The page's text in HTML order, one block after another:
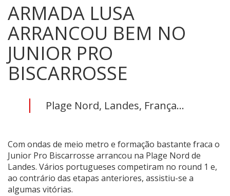
ARMADA LUSA
ARRANCOU BEM NO
JUNIOR PRO
BISCARROSSE
Plage Nord, Landes, França...
Com ondas de meio metro e formação bastante fraca o
Junior Pro Biscarrosse arrancou na Plage Nord de
Landes. Vários portugueses competiram no round 1 e,
ao contrário das etapas anteriores, assistiu-se a
algumas vitórias.